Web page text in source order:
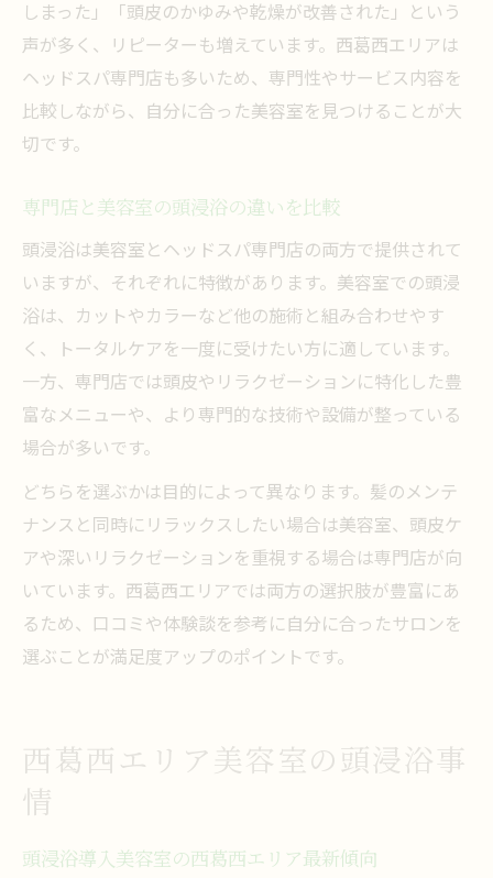
しまった」「頭皮のかゆみや乾燥が改善された」という
声が多く、リピーターも増えています。西葛西エリアは
ヘッドスパ専門店も多いため、専門性やサービス内容を
比較しながら、自分に合った美容室を見つけることが大
切です。
専門店と美容室の頭浸浴の違いを比較
頭浸浴は美容室とヘッドスパ専門店の両方で提供されて
いますが、それぞれに特徴があります。美容室での頭浸
浴は、カットやカラーなど他の施術と組み合わせやす
く、トータルケアを一度に受けたい方に適しています。
一方、専門店では頭皮やリラクゼーションに特化した豊
富なメニューや、より専門的な技術や設備が整っている
場合が多いです。
どちらを選ぶかは目的によって異なります。髪のメンテ
ナンスと同時にリラックスしたい場合は美容室、頭皮ケ
アや深いリラクゼーションを重視する場合は専門店が向
いています。西葛西エリアでは両方の選択肢が豊富にあ
るため、口コミや体験談を参考に自分に合ったサロンを
選ぶことが満足度アップのポイントです。
西葛西エリア美容室の頭浸浴事
情
頭浸浴導入美容室の西葛西エリア最新傾向